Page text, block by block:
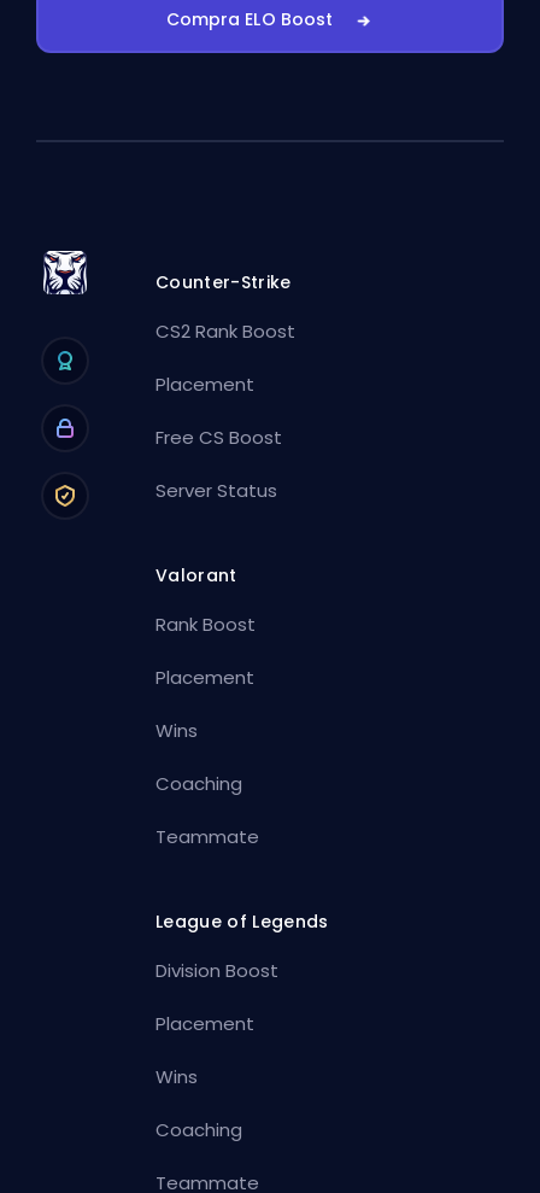
Compra ELO Boost
Counter-Strike
CS2 Rank Boost
Placement
Free CS Boost
Server Status
Valorant
Rank Boost
Placement
Wins
Coaching
Teammate
League of Legends
Division Boost
Placement
Wins
Coaching
Teammate